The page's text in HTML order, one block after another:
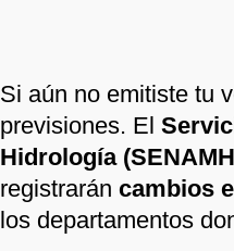
Si aún no emitiste tu
previsiones. El
Hidrología
registrarán cambios
los departamentos